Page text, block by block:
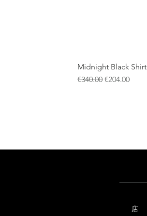
Midnight Black Shirt
通常価格
€340.00 セール価格
€204.00
店